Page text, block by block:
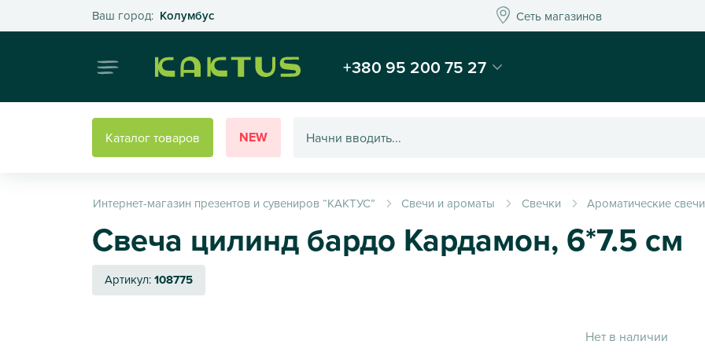
Ваш город: КолумбусВыберите свой город Сеть магазиновСеть магазинов
Интернет-магазин подарков и декора - Kaktus
+380 95 200 75 27
Каталог товаров NEW
Интернет-магазин презентов и сувениров “КАКТУС” Свечи и ароматы Свечки Ароматические свечи
Свеча цилинд бардо Кардамон, 6*7.5 см
Артикул:108775
Нет в наличии